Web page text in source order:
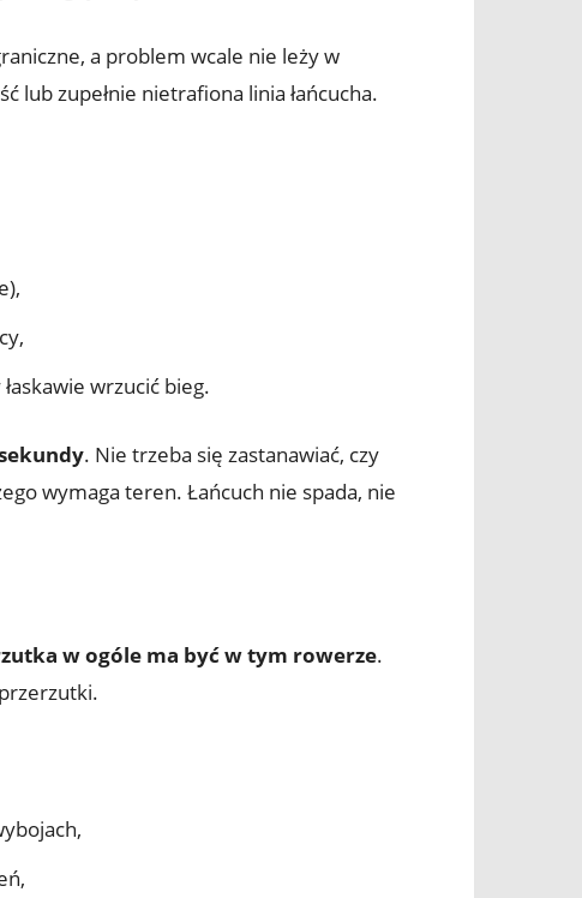
a problem wcale nie leży w
lub zupełnie nietrafiona linia łańcucha.
wrzucić bieg.
. Nie trzeba się zastanawiać, czy
wymaga teren. Łańcuch nie spada, nie
w ogóle ma być w tym rowerze.